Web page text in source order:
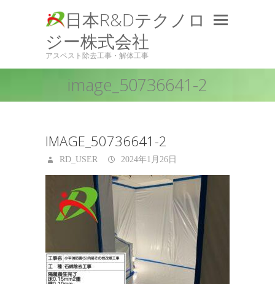
日本R&Dテクノロ
ジー株式会社
アスベスト除去工事・解体工事
image_50736641-2
IMAGE_50736641-2
RD_USER 2024年1月26日